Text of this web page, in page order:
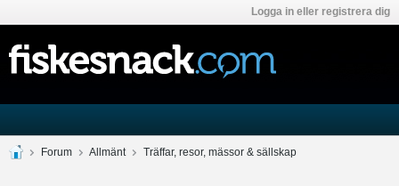
Logga in eller registrera dig
Forum Allmänt Träffar, resor, mässor & sällskap